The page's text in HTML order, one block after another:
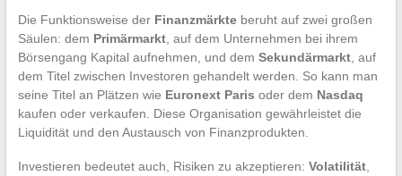
Die Funktionsweise der Finanzmärkteberuht auf zwei großen
Säulen: dem Primärmarkt, auf dem Unternehmen bei ihrem
Börsengang Kapital aufnehmen, und dem Sekundärmarkt, auf
dem Titel zwischen Investoren gehandelt werden. So kann man
seine Titel an Plätzen wie Euronext Paris oder dem Nasdaq
kaufen oder verkaufen. Diese Organisation gewährleistet die
Liquidität und den Austausch von Finanzprodukten.
Investieren bedeutet auch, Risiken zu akzeptieren: Volatilität,